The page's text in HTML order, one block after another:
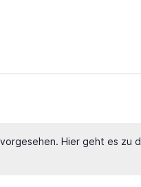
Hier geht es zu